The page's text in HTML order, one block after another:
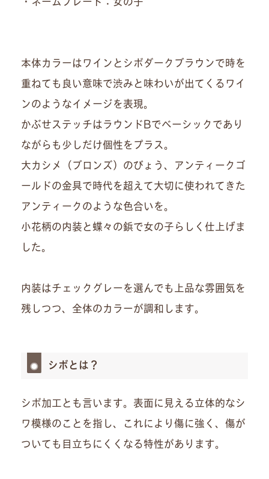
本体カラーはワインとシボダークブラウンで時を
重ねても良い意味で渋みと味わいが出てくるワイ
ンのようなイメージを表現。
かぶせステッチはラウンドBでベーシックであり
ながらも少しだけ個性をプラス。
大カシメ（ブロンズ）のびょう、アンティークゴ
ールドの金具で時代を超えて大切に使われてきた
アンティークのような色合いを。
小花柄の内装と蝶々の鋲で女の子らしく仕上げま
した。
内装はチェックグレーを選んでも上品な雰囲気を
残しつつ、全体のカラーが調和します。
シボとは？
シボ加工とも言います。表面に見える立体的なシ
ワ模様のことを指し、これにより傷に強く、傷が
ついても目立ちにくくなる特性があります。